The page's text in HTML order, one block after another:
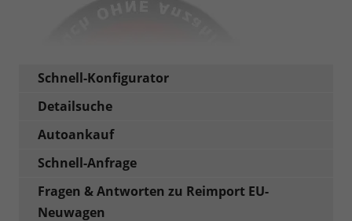
Schnell-Konfigurator
Detailsuche
Autoankauf
Schnell-Anfrage
Fragen & Antworten zu Reimport EU-
Neuwagen